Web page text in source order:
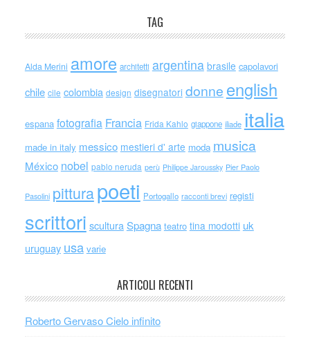
TAG
Alda Merini amore architetti argentina brasile capolavori
chile cile colombia design disegnatori donne english
espana fotografia Francia Frida Kahlo giappone iliade italia
made in italy messico mestieri d' arte moda musica
México nobel pablo neruda perù Philippe Jaroussky Pier Paolo
Pasolini pitturapoeti Portogallo racconti brevi registi
scrittori scultura Spagna teatro tina modotti uk
uruguay usa varie
ARTICOLI RECENTI
Roberto Gervaso Cielo infinito